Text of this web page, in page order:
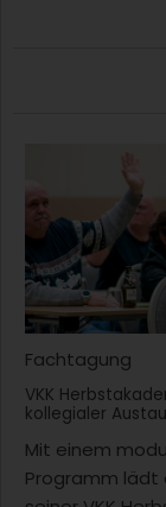
Fachtagung
VKK
kollegialer
Mit einem
Programm lädt